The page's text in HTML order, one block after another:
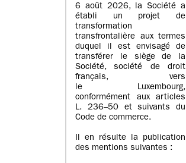
6 août 2026, la Société a
établi un projet de
transformation
transfrontalière aux termes
duquel il est envisagé de
transférer le siège de la
Société, société de droit
français, vers
le Luxembourg,
conformément aux articles
L. 236–50 et suivants du
Code de commerce.
Il en résulte la publication
des mentions suivantes :